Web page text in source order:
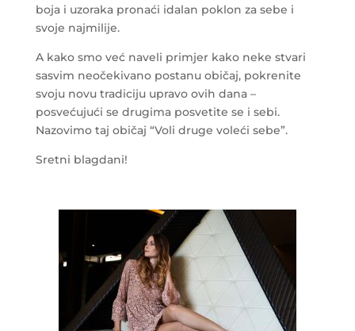
boja i uzoraka pronaći idalan poklon za sebe i
svoje najmilije.
A kako smo već naveli primjer kako neke stvari
sasvim neočekivano postanu običaj, pokrenite
svoju novu tradiciju upravo ovih dana –
posvećujući se drugima posvetite se i sebi.
Nazovimo taj običaj “Voli druge voleći sebe”.
Sretni blagdani!